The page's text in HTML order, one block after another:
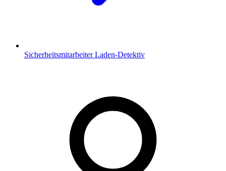
Sicherheitsmitarbeiter Laden-Detektiv